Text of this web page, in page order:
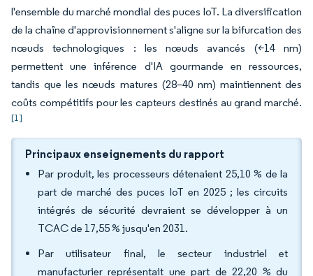
l'ensemble du marché mondial des puces IoT. La diversification
de la chaîne d'approvisionnement s'aligne sur la bifurcation des
nœuds technologiques : les nœuds avancés (<14 nm)
permettent une inférence d'IA gourmande en ressources,
tandis que les nœuds matures (28–40 nm) maintiennent des
coûts compétitifs pour les capteurs destinés au grand marché.
[1]
Principaux enseignements du rapport
Par produit, les processeurs détenaient 25,10 % de la
part de marché des puces IoT en 2025 ; les circuits
intégrés de sécurité devraient se développer à un
TCAC de 17,55 % jusqu'en 2031.
Par utilisateur final, le secteur industriel et
manufacturier représentait une part de 22,20 % du